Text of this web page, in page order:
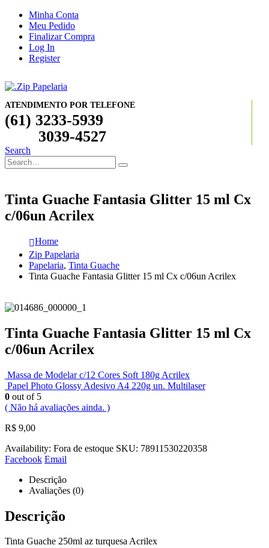
Minha Conta
Meu Pedido
Finalizar Compra
Log In
Register
ATENDIMENTO POR TELEFONE
(61) 3233-5939
3039-4527
Search
Tinta Guache Fantasia Glitter 15 ml Cx
c/06un Acrilex
Home
Zip Papelaria
Papelaria, Tinta Guache
Tinta Guache Fantasia Glitter 15 ml Cx c/06un Acrilex
Tinta Guache Fantasia Glitter 15 ml Cx
c/06un Acrilex
Massa de Modelar c/12 Cores Soft 180g Acrilex
Papel Photo Glossy Adesivo A4 220g un. Multilaser
0 out of 5
( Não há avaliações ainda. )
R$ 9,00
Availability: Fora de estoque SKU: 78911530220358
Facebook Email
Descrição
Avaliações (0)
Descrição
Tinta Guache 250ml az turquesa Acrilex